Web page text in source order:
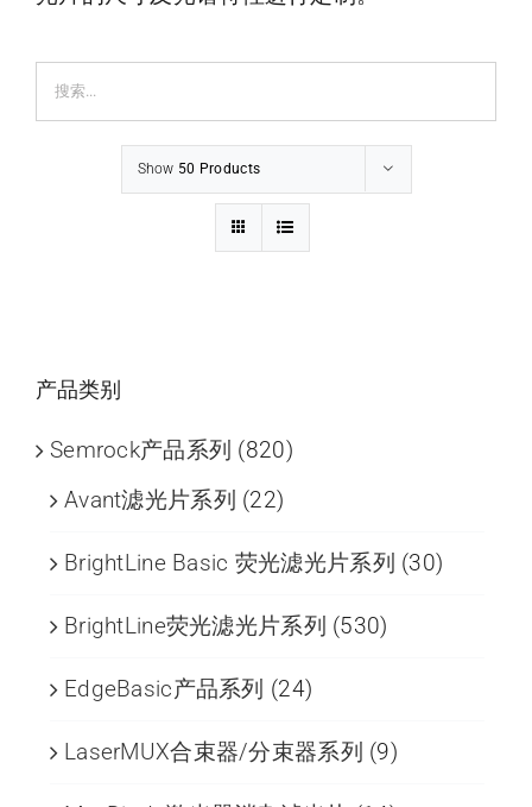
Show 50 Products
产品类别
Semrock产品系列 (820)
Avant滤光片系列 (22)
BrightLine Basic 荧光滤光片系列 (30)
BrightLine荧光滤光片系列 (530)
EdgeBasic产品系列 (24)
LaserMUX合束器/分束器系列 (9)